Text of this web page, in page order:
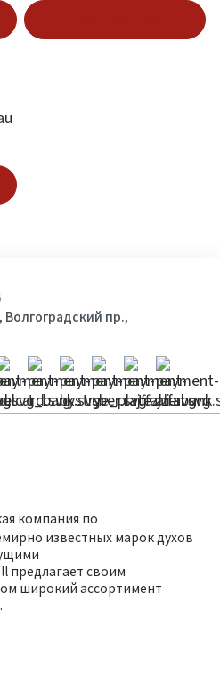
Волгоградский пр.,
компания по
известных марок духов
предлагает своим
широкий ассортимент